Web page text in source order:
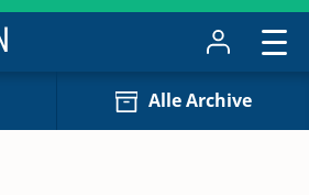
Alle Archive